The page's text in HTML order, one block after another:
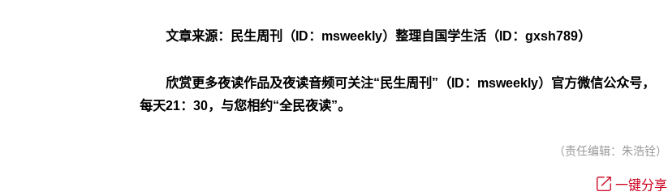
文章来源：民生周刊（ID：msweekly）整理自国学生活（ID：gxsh789）
欣赏更多夜读作品及夜读音频可关注“民生周刊”（ID：msweekly）官方微信公众号，
每天21：30，与您相约“全民夜读”。
（责任编辑：朱浩铨）
一键分享